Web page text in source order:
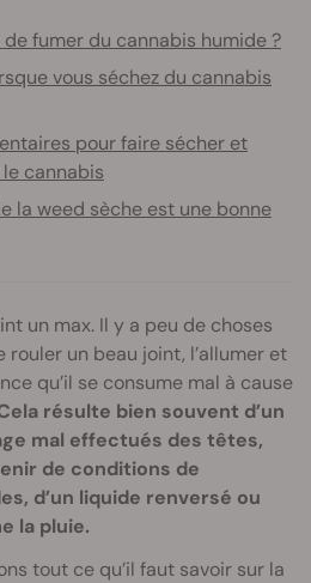
fumer du cannabis humide ?
vous séchez du cannabis
pour faire sécher et
cannabis
la weed sèche est une bonne
un max. Il y a peu de choses
un beau joint, l’allumer et
qu’il se consume mal à cause
résulte bien souvent d’un
mal effectués des têtes,
de conditions de
d’un liquide renversé ou
la pluie.
tout ce qu’il faut savoir sur la